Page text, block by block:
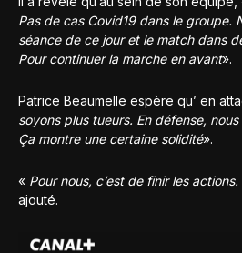
Pas de cas Covid19 dans le groupe.
séance de ce jour et le match dans
Pour continuer la marche en avant».
Patrice Beaumelle espère qu’ en
soyons plus tueurs. En défense,
Ça montre une certaine solidité».
« Pour nous, c’est de finir les
ajouté.